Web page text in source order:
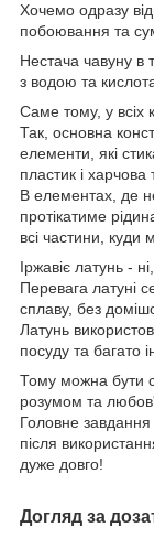
Хочемо одразу
побоювання та
Нестача чавуну в
з водою та
Саме тому, у всіх
Так, основна
елементи, які
пластик і харчова
В елементах, де
протікатиме
всі частини, куди
Іржавіє латунь -
Перевага латуні
сплаву, без
Латунь
посуду та багато
Тому можна бути
розумом та
Головне
після
дуже довго!
Догляд за